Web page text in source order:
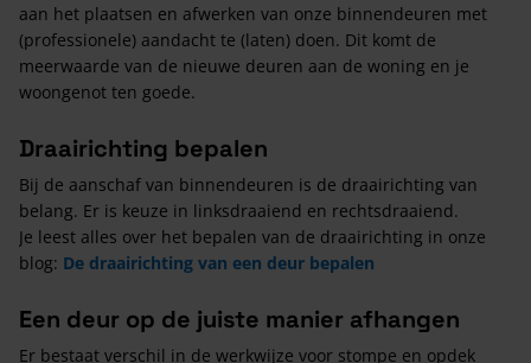
aan het plaatsen en afwerken van onze binnendeuren met
(professionele) aandacht te (laten) doen. Dit komt de
meerwaarde van de nieuwe deuren aan de woning en je
woongenot ten goede.
Draairichting bepalen
Bij de aanschaf van binnendeuren is de draairichting van
belang. Er is keuze in linksdraaiend en rechtsdraaiend.
Je leest alles over het bepalen van de draairichting in onze
blog: De draairichting van een deur bepalen
Een deur op de juiste manier afhangen
Er bestaat verschil in de werkwijze voor stompe en opdek